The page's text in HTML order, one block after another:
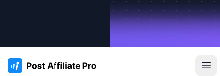
:site.title